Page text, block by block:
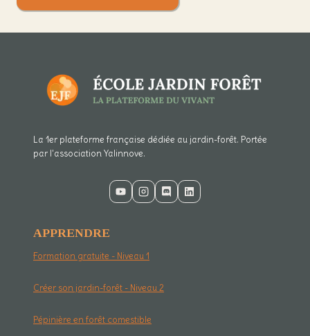
La 1er plateforme française dédiée au jardin-forêt. Portée
par l'association Yalinnove.
APPRENDRE
Formation gratuite - Niveau 1
Créer son jardin-forêt - Niveau 2
Pépinière en forêt comestible